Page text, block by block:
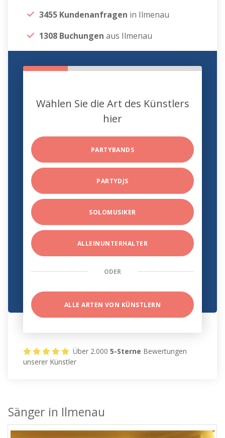
3455 Kundenanfragen in Ilmenau
1308 Buchungen aus Ilmenau
Wählen Sie die Art des Künstlers
hier
PARTYBANDS
PARTYDJS
SOLOMUSIKER
ALLEINUNTERHALTER
ODER
ALLE ARTEN VON KÜNSTLERN
Über 2.0005-Sterne Bewertungen
unserer Künstler
Sänger in Ilmenau